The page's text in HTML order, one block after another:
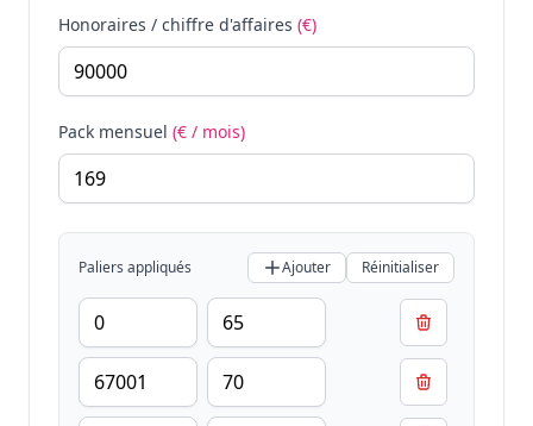
Honoraires / chiffre d'affaires (€)
Pack mensuel (€ / mois)
Paliers appliqués Ajouter Réinitialiser